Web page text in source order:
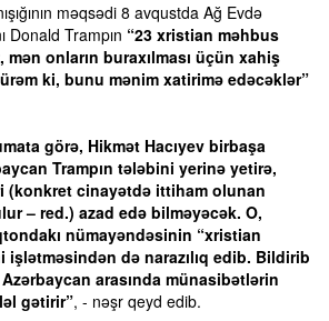
məqsədi 8 avqustda Ağ Evdə
Donald Trampın “23 xristian məhbus
onların buraxılması üçün xahiş
ki, bunu mənim xatirimə edəcəklər”
görə, Hikmət Hacıyev birbaşa
Trampın tələbini yerinə yetirə,
(konkret cinayətdə ittiham olunan
– red.) azad edə bilməyəcək. O,
nümayəndəsinin “xristian
də narazılıq edib. Bildirib
arasında münasibətlərin
gətirir”, - nəşr qeyd edib.